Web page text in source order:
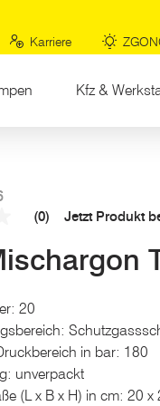
Karriere
Kfz &
(0) Jetzt Produkt
20
in bar: 180
unverpackt
(L x B x H) in cm: 20 x